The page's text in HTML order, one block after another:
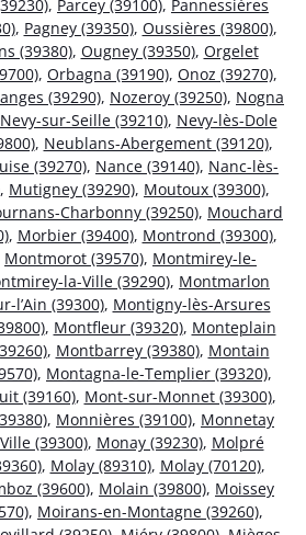
, Parcey (39100), Pannessières
, Pagney (39350), Oussières (39800),
(39380), Ougney (39350), Orgelet
, Orbagna (39190), Onoz (39270),
(39290), Nozeroy (39250), Nogna
Nevy-sur-Seille (39210), Nevy-lès-Dole
, Neublans-Abergement (39120),
(39270), Nance (39140), Nanc-lès-
, Mutigney (39290), Moutoux (39300),
Charbonny (39250), Mouchard
, Morbier (39400), Montrond (39300),
Montmorot (39570), Montmirey-le-
la-Ville (39290), Montmarlon
l’Ain (39300), Montigny-lès-Arsures
, Montfleur (39320), Monteplain
, Montbarrey (39380), Montain
, Montagna-le-Templier (39320),
(39160), Mont-sur-Monnet (39300),
, Monnières (39100), Monnetay
(39300), Monay (39230), Molpré
, Molay (89310), Molay (70120),
(39600), Molain (39800), Moissey
, Moirans-en-Montagne (39260),